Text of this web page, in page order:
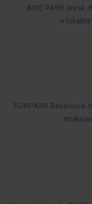
BIKE PARK
v
FUNPARK Bešeňová: